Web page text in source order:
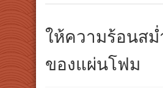
ให้ความร้อนสม่
ของแผ่นโฟม